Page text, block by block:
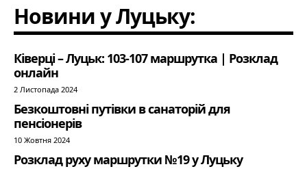
Новини у Луцьку:
Ківерці – Луцьк: 103-107 маршрутка | Розклад
онлайн
2 Листопада 2024
Безкоштовні путівки в санаторій для
пенсіонерів
10 Жовтня 2024
Розклад руху маршрутки №19 у Луцьку